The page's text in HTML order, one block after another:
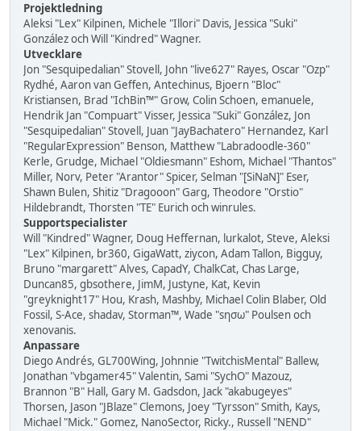
Projektledning
Aleksi "Lex" Kilpinen, Michele "Illori" Davis, Jessica "Suki"
González och Will "Kindred" Wagner.
Utvecklare
Jon "Sesquipedalian" Stovell, John "live627" Rayes, Oscar "Ozp"
Rydhé, Aaron van Geffen, Antechinus, Bjoern "Bloc"
Kristiansen, Brad "IchBin™" Grow, Colin Schoen, emanuele,
Hendrik Jan "Compuart" Visser, Jessica "Suki" González, Jon
"Sesquipedalian" Stovell, Juan "JayBachatero" Hernandez, Karl
"RegularExpression" Benson, Matthew "Labradoodle-360"
Kerle, Grudge, Michael "Oldiesmann" Eshom, Michael "Thantos"
Miller, Norv, Peter "Arantor" Spicer, Selman "[SiNaN]" Eser,
Shawn Bulen, Shitiz "Dragooon" Garg, Theodore "Orstio"
Hildebrandt, Thorsten "TE" Eurich och winrules.
Supportspecialister
Will "Kindred" Wagner, Doug Heffernan, lurkalot, Steve, Aleksi
"Lex" Kilpinen, br360, GigaWatt, ziycon, Adam Tallon, Bigguy,
Bruno "margarett" Alves, CapadY, ChalkCat, Chas Large,
Duncan85, gbsothere, JimM, Justyne, Kat, Kevin
"greyknight17" Hou, Krash, Mashby, Michael Colin Blaber, Old
Fossil, S-Ace, shadav, Storman™, Wade "sησω" Poulsen och
xenovanis.
Anpassare
Diego Andrés, GL700Wing, Johnnie "TwitchisMental" Ballew,
Jonathan "vbgamer45" Valentin, Sami "SychO" Mazouz,
Brannon "B" Hall, Gary M. Gadsdon, Jack "akabugeyes"
Thorsen, Jason "JBlaze" Clemons, Joey "Tyrsson" Smith, Kays,
Michael "Mick." Gomez, NanoSector, Ricky., Russell "NEND"